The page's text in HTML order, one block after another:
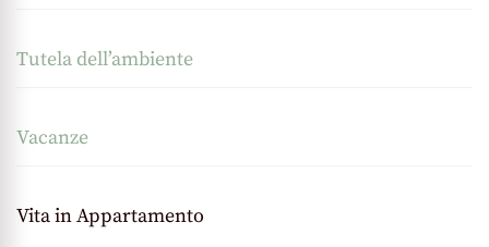
Tutela dell’ambiente
Vacanze
Vita in Appartamento